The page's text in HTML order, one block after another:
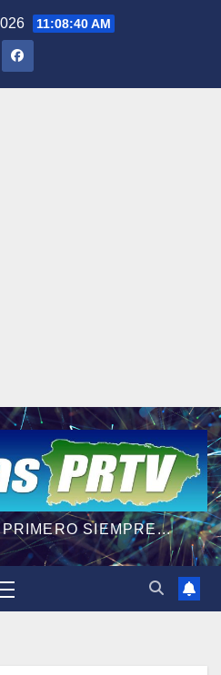
11:08:41 AM
SIEMPRE...